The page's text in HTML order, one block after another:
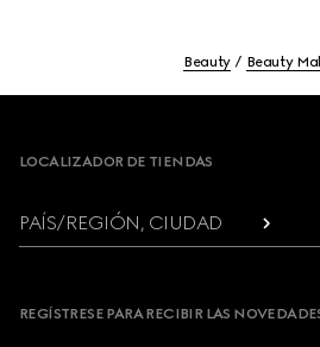
Beauty Beauty
LOCALIZADOR DE TIENDAS
PAÍS/REGIÓN, CIUDAD
REGÍSTRESE PARA RECIBIR LAS